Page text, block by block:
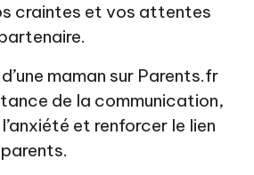
craintes et vos attentes
maman sur Parents.fr
de la communication,
et renforcer le lien